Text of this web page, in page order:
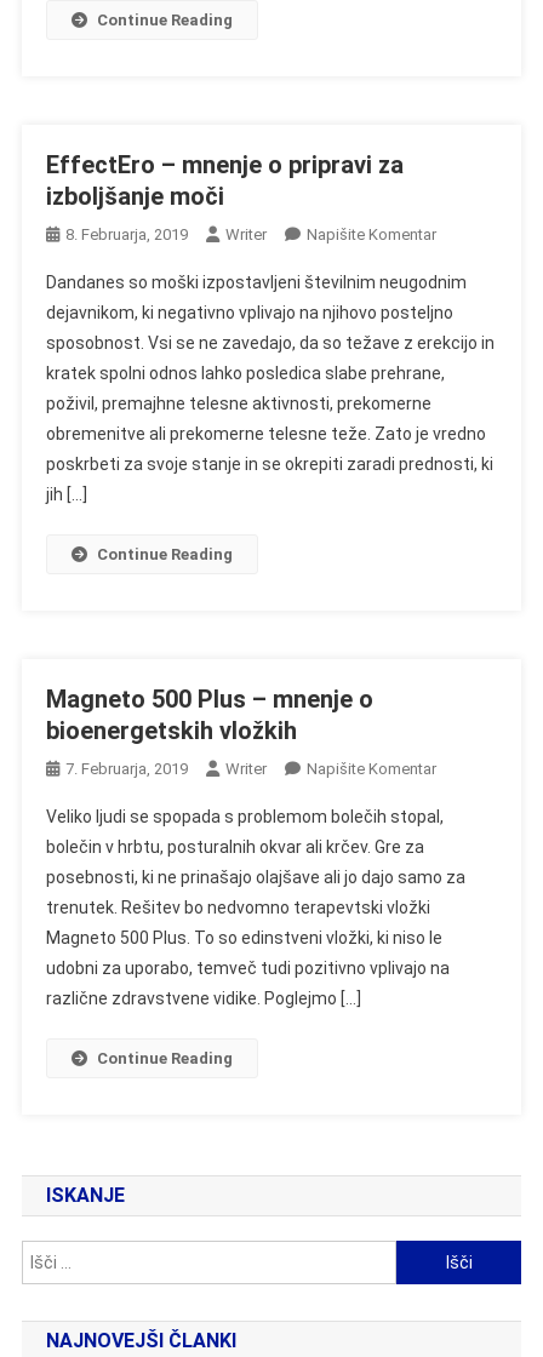
Continue Reading
EffectEro – mnenje o pripravi za
izboljšanje moči
8. Februarja, 2019 Writer Napišite KomentarOn
–
Mnenje
O
Pripravi
Izboljšanje
Moči
Dandanes so moški izpostavljeni številnim neugodnim
dejavnikom, ki negativno vplivajo na njihovo posteljno
sposobnost. Vsi se ne zavedajo, da so težave z erekcijo in
kratek spolni odnos lahko posledica slabe prehrane,
poživil, premajhne telesne aktivnosti, prekomerne
obremenitve ali prekomerne telesne teže. Zato je vredno
poskrbeti za svoje stanje in se okrepiti zaradi prednosti, ki
jih […]
Continue Reading
Magneto 500 Plus – mnenje o
bioenergetskih vložkih
7. Februarja, 2019 Writer Napišite KomentarOn
500
–
O
Bioenergetskih
Veliko ljudi se spopada s problemom bolečih stopal,
bolečin v hrbtu, posturalnih okvar ali krčev. Gre za
posebnosti, ki ne prinašajo olajšave ali jo dajo samo za
trenutek. Rešitev bo nedvomno terapevtski vložki
Magneto 500 Plus. To so edinstveni vložki, ki niso le
udobni za uporabo, temveč tudi pozitivno vplivajo na
različne zdravstvene vidike. Poglejmo […]
Continue Reading
ISKANJE
NAJNOVEJŠI ČLANKI